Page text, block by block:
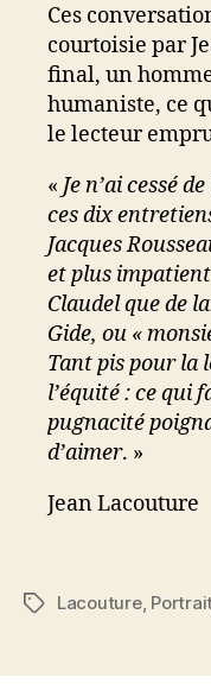
Ces
courtoisie par
final, un
humaniste, ce
le lecteur
« Je n’ai cessé
ces dix
Jacques
et plus
Claudel que de
Gide, ou «
Tant pis pour la
l’équité : ce qui
pugnacité
d’aimer. »
Jean Lacouture
Étiquettes
Lacouture,